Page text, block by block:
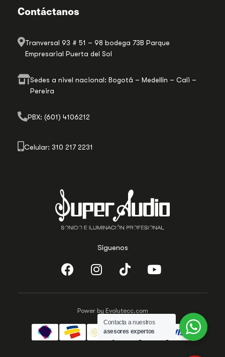
Síguenos
Contáctanos
Tranversal 93 # 51 – 98 bodega 73B Parque
Empresarial Puerta del Sol
Sedes a nivel nacional: Bogotá – Medellín – Cali –
Pereira
PBX: (601) 4106212
Celular: 310 217 2231
Power by Evolutecc.com
Contacta a nuestros
asesores expertos